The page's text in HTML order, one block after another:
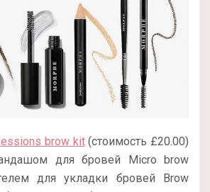
brow kit(стоимость £20.00)
для бровей Micro brow
для укладки бровей Brow